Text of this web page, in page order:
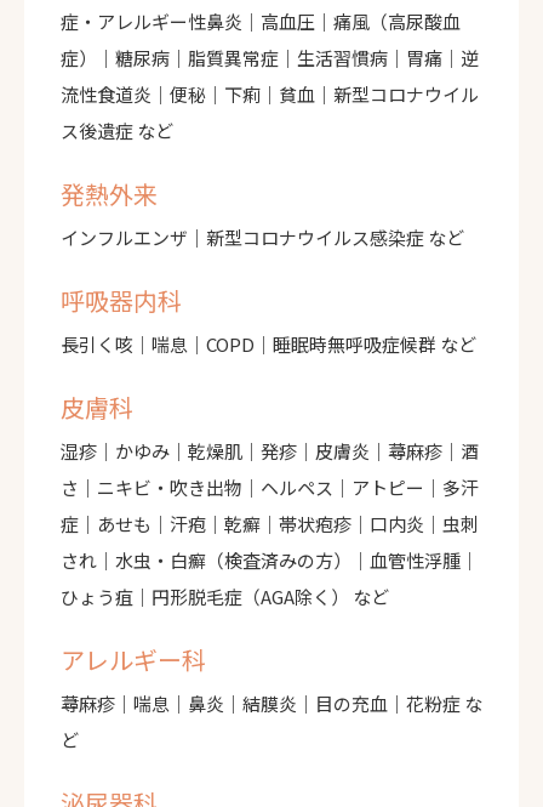
症・アレルギー性鼻炎｜高血圧｜痛風（高尿酸血
症）｜糖尿病｜脂質異常症｜生活習慣病｜胃痛｜逆
流性食道炎｜便秘｜下痢｜貧血｜新型コロナウイル
ス後遺症 など
発熱外来
インフルエンザ｜新型コロナウイルス感染症 など
呼吸器内科
長引く咳｜喘息｜COPD｜睡眠時無呼吸症候群 など
皮膚科
湿疹｜かゆみ｜乾燥肌｜発疹｜皮膚炎｜蕁麻疹｜酒
さ｜ニキビ・吹き出物｜ヘルペス｜アトピー｜多汗
症｜あせも｜汗疱｜乾癬｜帯状疱疹｜口内炎｜虫刺
され｜水虫・白癬（検査済みの方）｜血管性浮腫｜
ひょう疽｜円形脱毛症（AGA除く） など
アレルギー科
蕁麻疹｜喘息｜鼻炎｜結膜炎｜目の充血｜花粉症 な
ど